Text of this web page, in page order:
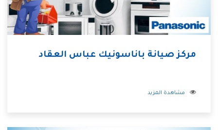
مركز صيانة باناسونيك عباس العقاد
مشاهدة المزيد